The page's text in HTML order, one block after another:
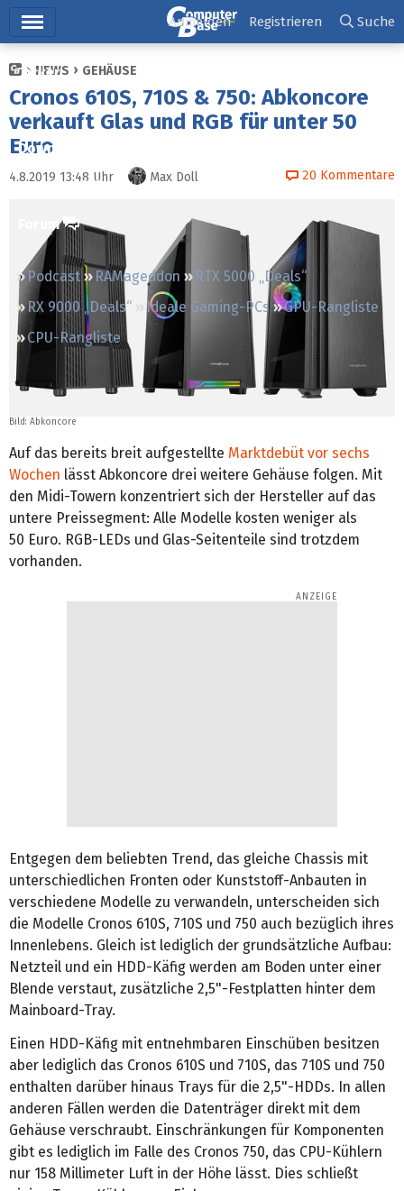
Ticker
Tests
Downloads
Preisvergleich
Forum
Podcast RAMageddon
RTX 5000 „Deals“
RX 9000 „Deals“
Ideale Gaming-PCs
GPU-Rangliste
CPU-Rangliste
Anmelden Registrieren Suche
NEWS GEHÄUSE
Cronos 610S, 710S & 750: Abkoncore
verkauft Glas und RGB für unter 50
Euro
4.8.2019 13:48 Uhr Max Doll 20 Kommentare
Bild: Abkoncore
Auf das bereits breit aufgestellte Marktdebüt vor sechs
Wochen lässt Abkoncore drei weitere Gehäuse folgen. Mit
den Midi-Towern konzentriert sich der Hersteller auf das
untere Preissegment: Alle Modelle kosten weniger als
50 Euro. RGB-LEDs und Glas-Seitenteile sind trotzdem
vorhanden.
Entgegen dem beliebten Trend, das gleiche Chassis mit
unterschiedlichen Fronten oder Kunststoff-Anbauten in
verschiedene Modelle zu verwandeln, unterscheiden sich
die Modelle Cronos 610S, 710S und 750 auch bezüglich ihres
Innenlebens. Gleich ist lediglich der grundsätzliche Aufbau:
Netzteil und ein HDD-Käfig werden am Boden unter einer
Blende verstaut, zusätzliche 2,5"-Festplatten hinter dem
Mainboard-Tray.
Einen HDD-Käfig mit entnehmbaren Einschüben besitzen
aber lediglich das Cronos 610S und 710S, das 710S und 750
enthalten darüber hinaus Trays für die 2,5"-HDDs. In allen
anderen Fällen werden die Datenträger direkt mit dem
Gehäuse verschraubt. Einschränkungen für Komponenten
gibt es lediglich im Falle des Cronos 750, das CPU-Kühlern
nur 158 Millimeter Luft in der Höhe lässt. Dies schließt